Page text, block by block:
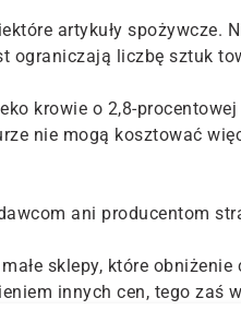
artykuły spożywcze.
ograniczają liczbę sztuk
krowie o 2,8-
nie mogą kosztować
ani producentom
sklepy, które
innych cen, tego zaś